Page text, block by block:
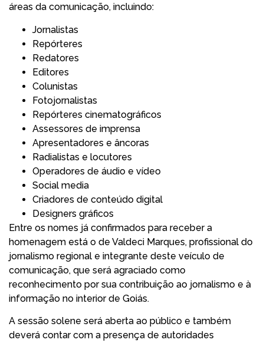
áreas da comunicação, incluindo:
Jornalistas
Repórteres
Redatores
Editores
Colunistas
Fotojornalistas
Repórteres cinematográficos
Assessores de imprensa
Apresentadores e âncoras
Radialistas e locutores
Operadores de áudio e vídeo
Social media
Criadores de conteúdo digital
Designers gráficos
Entre os nomes já confirmados para receber a
homenagem está o de Valdeci Marques, profissional do
jornalismo regional e integrante deste veículo de
comunicação, que será agraciado como
reconhecimento por sua contribuição ao jornalismo e à
informação no interior de Goiás.
A sessão solene será aberta ao público e também
deverá contar com a presença de autoridades